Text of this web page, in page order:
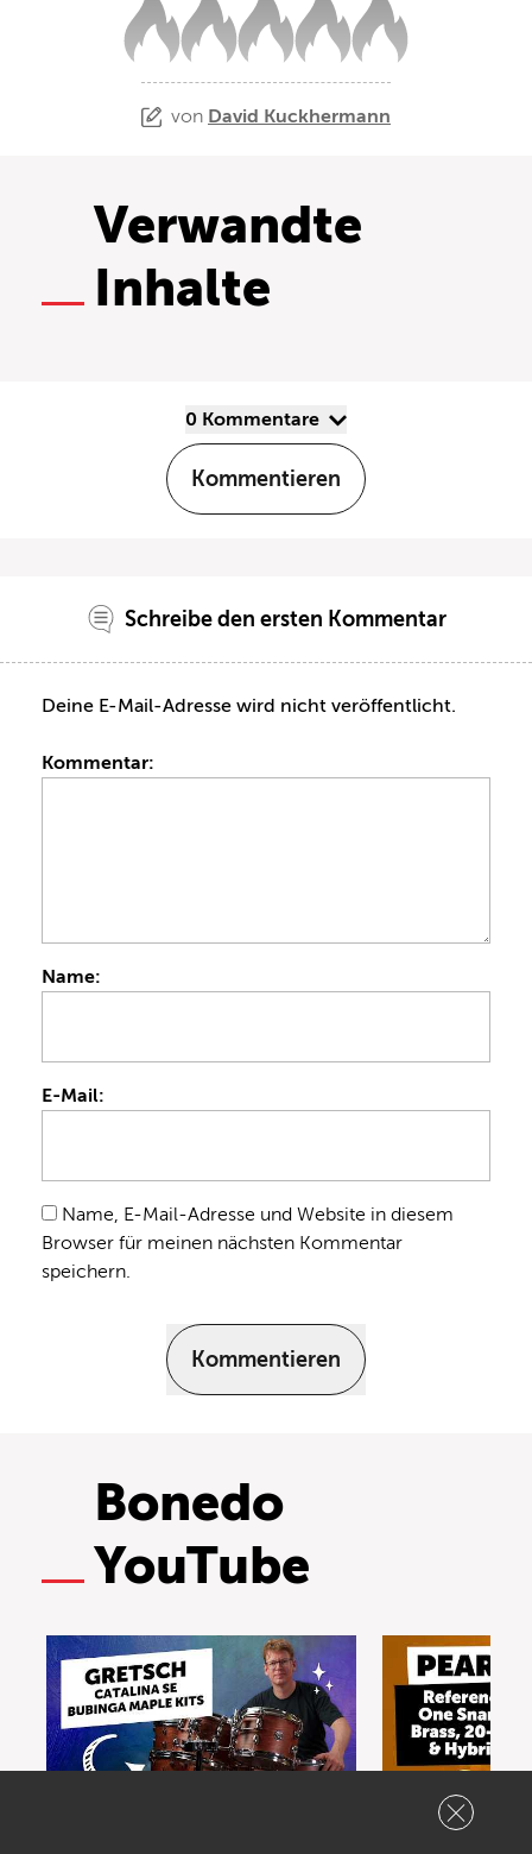
von David Kuckhermann
Verwandte
Inhalte
0 Kommentare
Kommentieren
Schreibe den ersten Kommentar
Deine E-Mail-Adresse wird nicht veröffentlicht.
Kommentar:
Name:
E-Mail:
Name, E-Mail-Adresse und Website in diesem
Browser für meinen nächsten Kommentar
speichern.
Kommentieren
Bonedo
YouTube
Pearl